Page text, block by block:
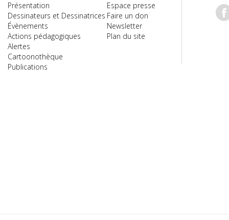
Présentation
Dessinateurs et Dessinatrices
Évènements
Actions pédagogiques
Alertes
Cartoonothèque
Publications
Espace presse
Faire un don
Newsletter
Plan du site